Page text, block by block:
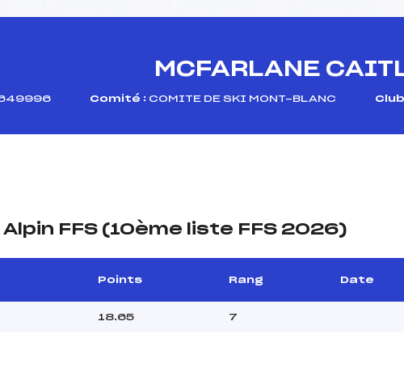
MCFARLANE
Comité : COMITE DE SKI MONT-BLANC Club
FFS (10ème liste FFS 2026)
Points Rang Date
18.65 7